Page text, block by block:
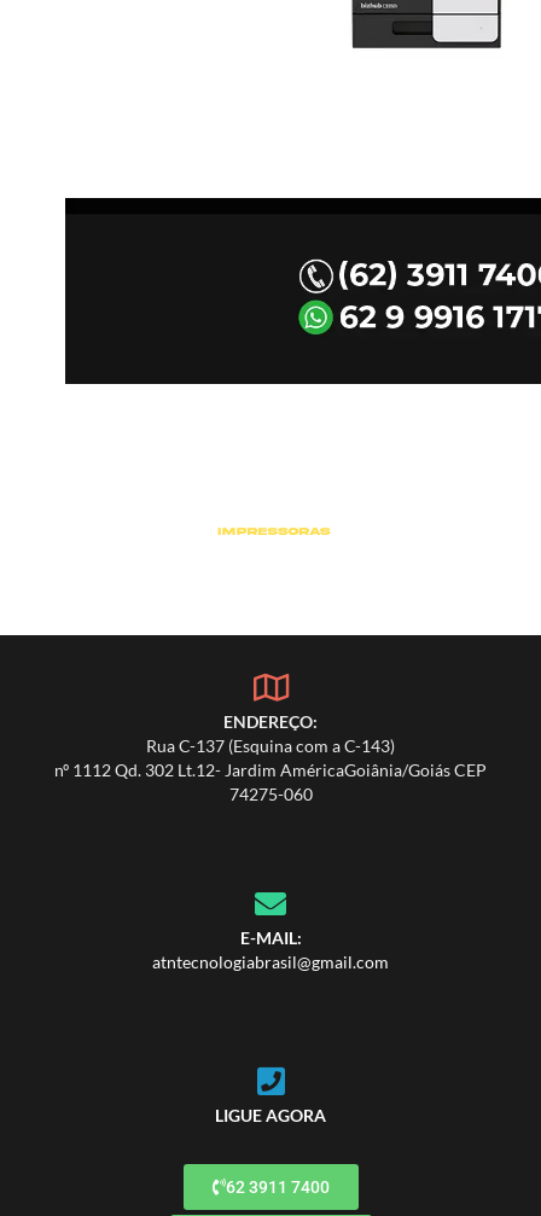
ENDEREÇO:
Rua C-137 (Esquina com a C-143)
nº 1112 Qd. 302 Lt.12- Jardim AméricaGoiânia/Goiás CEP
74275-060
E-MAIL:
atntecnologiabrasil@gmail.com
LIGUE AGORA
62 3911 7400